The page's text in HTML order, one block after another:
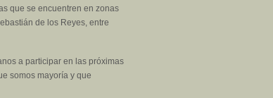
que se encuentren en zonas
de los Reyes, entre
a participar en las próximas
somos mayoría y que